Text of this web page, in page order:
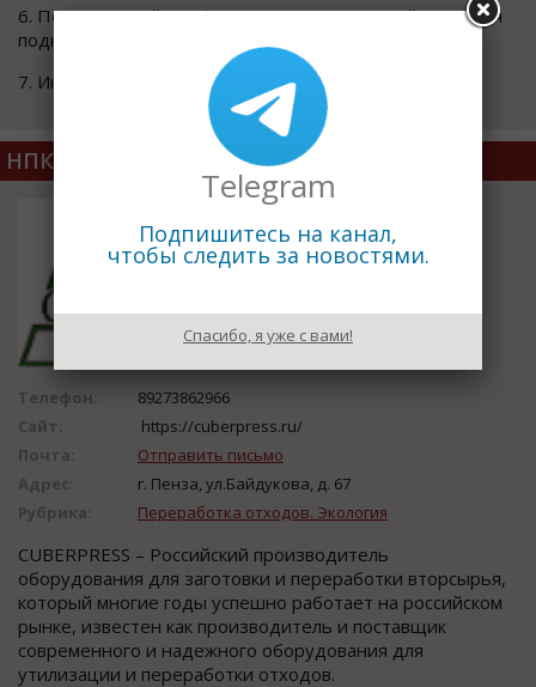
6. Полноценный шкаф управления с системой контроля
подключения фаз и защитой электропривода.
7. Индикация питания и аварийной остановки
НПК Куберпресс
Телефон:
89273862966
Сайт:
https://cuberpress.ru/
Почта:
Отправить письмо
Адрес:
г. Пенза, ул.Байдукова, д. 67
Рубрика:
Переработка отходов. Экология
CUBERPRESS – Российский производитель
оборудования для заготовки и переработки вторсырья,
который многие годы успешно работает на российском
рынке, известен как производитель и поставщик
современного и надежного оборудования для
утилизации и переработки отходов.
Telegram
Подпишитесь на канал,
чтобы следить за новостями.
Спасибо, я уже с вами!